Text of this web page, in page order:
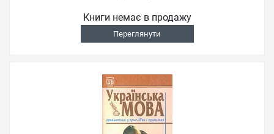
Книги немає в продажу
Переглянути